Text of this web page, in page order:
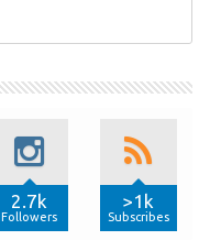
2.7k
Followers
>1k
Subscribes